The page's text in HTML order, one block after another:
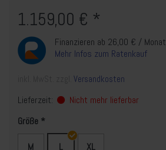
1.159,00 € *
Finanzieren ab 26,00 € / Monat
Mehr Infos zum Ratenkauf
Versandkosten
Lieferzeit:
Nicht mehr lieferbar
Größe
M L XL